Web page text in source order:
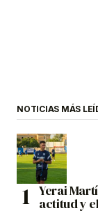
NOTICIAS MÁS
Yerai
actitud y